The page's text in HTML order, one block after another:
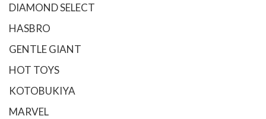
DIAMOND SELECT
HASBRO
GENTLE GIANT
HOT TOYS
KOTOBUKIYA
MARVEL